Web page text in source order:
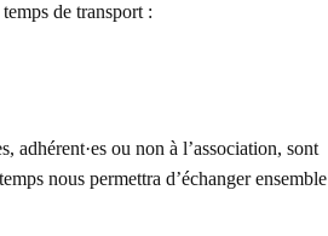
de transport :
adhérent·es ou non à l’association, sont
nous permettra d’échanger ensemble